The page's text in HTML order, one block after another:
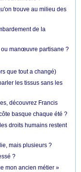
trouve au milieu des
de la
ou manœuvre partisane ?
que tout a changé)
les tissus sans les
découvrez Francis
basque chaque été ?
droits humains restent
mais plusieurs ?
?
mon ancien métier »